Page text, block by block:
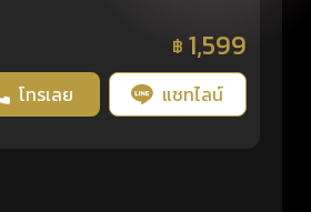
฿ 1,599
โทรเลย แชทไลน์